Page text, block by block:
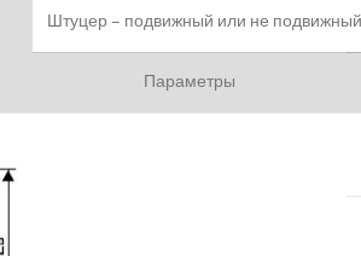
Штуцер – подвижный или не подвижный
Параметры